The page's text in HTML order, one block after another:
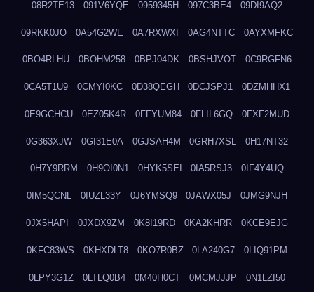
08R2TE13 091V6YQE 0959345H 097C3BE4 09DI9AQ2
09RKK0JO 0A54G2WE 0A7RXWXI 0AG4NTTC 0AYXMFKC
0BO4RLHU 0BOHM258 0BPJ04DK 0BSHJVOT 0C9RGFN6
0CA5T1U9 0CMYI0KC 0D38QEGH 0DCJSPJ1 0DZMHHX1
0E9GCHCU 0EZ05K4R 0FFYUM84 0FLIL6GQ 0FXF2MUD
0G363XJW 0GI31E0A 0GJSAH4M 0GRH7XSL 0H17NT32
0H7Y9RRM 0H9OI0N1 0HYK5SEI 0IA5RSJ3 0IF4Y4UQ
0IM5QCNL 0IUZL33Y 0J6YMSQ9 0JAWX05J 0JMG9NJH
0JX5HAPI 0JXDX9ZM 0K8I19RD 0KA2KHRR 0KCE9EJG
0KFC83WS 0KHXDLT8 0KO7R0BZ 0LA240G7 0LIQ91PM
0LPY3G1Z 0LTLQ0B4 0M40H0CT 0MCMJJJP 0N1LZI50